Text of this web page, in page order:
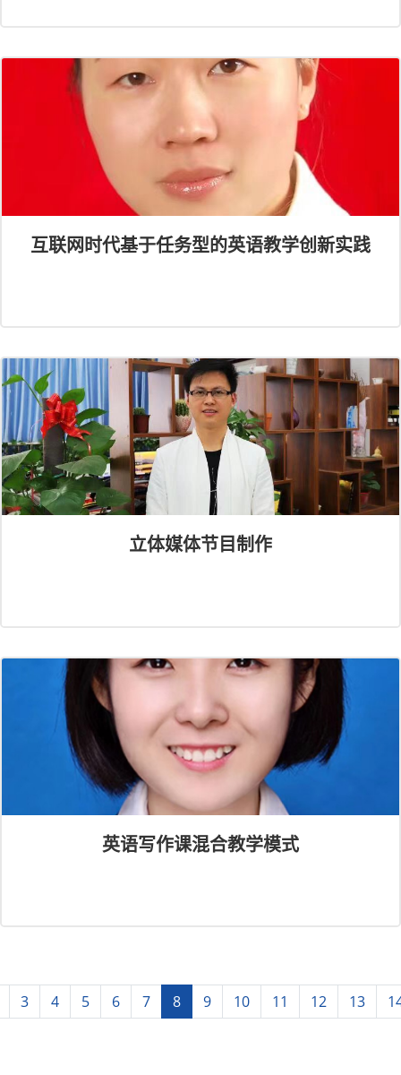
互联网时代基于任务型的英语教学创新实践
立体媒体节目制作
英语写作课混合教学模式
3 4 5 6 7 8 9 10 11 12 13